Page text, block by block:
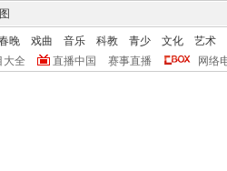
晚 戏曲 音乐 科教 青少 文化
艺术
大全 直播中国 赛事直播 网络